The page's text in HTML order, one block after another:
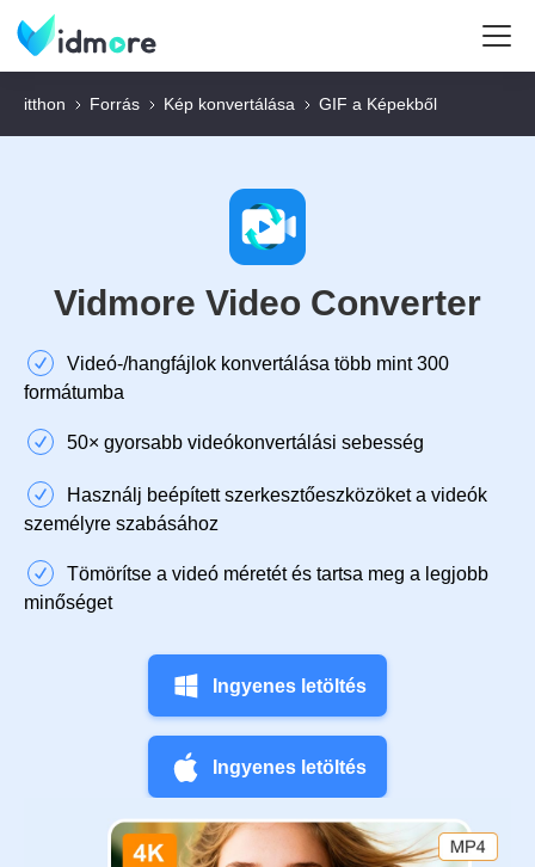
itthon Forrás Kép konvertálása GIF a Képekből
Vidmore Video Converter
Videó-/hangfájlok konvertálása több mint 300
formátumba
50× gyorsabb videókonvertálási sebesség
Használj beépített szerkesztőeszközöket a videók
személyre szabásához
Tömörítse a videó méretét és tartsa meg a legjobb
minőséget
Ingyenes letöltés
Ingyenes letöltés